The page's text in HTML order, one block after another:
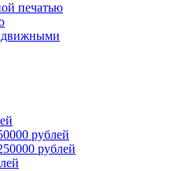
печатью
рублей
рублей